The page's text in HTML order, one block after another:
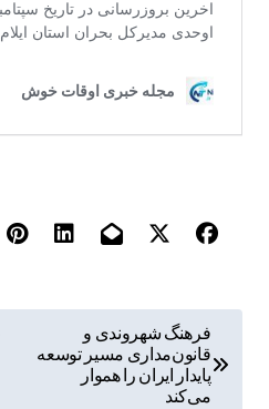
فرهنگ شهروندی و
قانون‌مداری مسیر توسعه
پایدار ایران را هموار
می‌کند